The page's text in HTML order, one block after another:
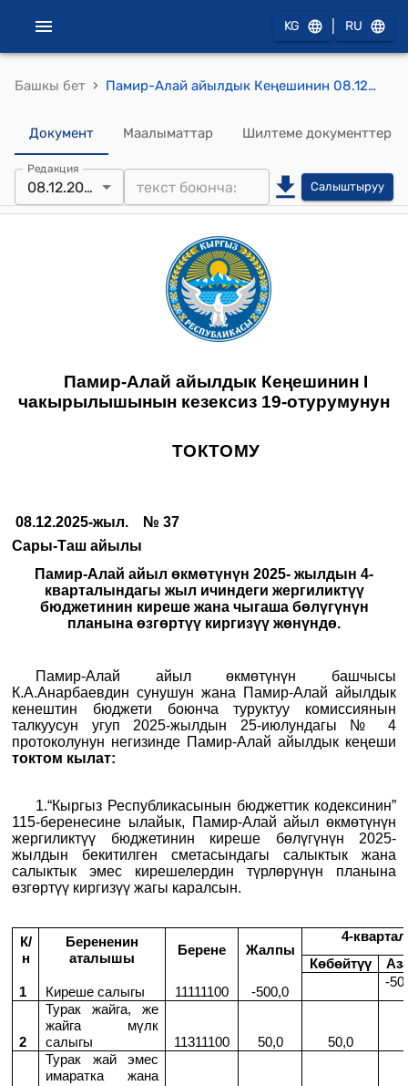
KG RU
Башкы бет › Памир-Алай айылдык Кеңешинин 08.12.2025 №37 Памир-Алай айыл өкмөтүнүн 2025- жылдын 4-кварталындагы жыл ичиндеги жергиликтүү бюджетинин киреше жана чыгаша бөлүгүнүн планына өзгөртүү киргизүү жөнүндө токтому
Документ Маалыматтар Шилтеме документтер
Редакция
08.12.2025 Салыштыруу